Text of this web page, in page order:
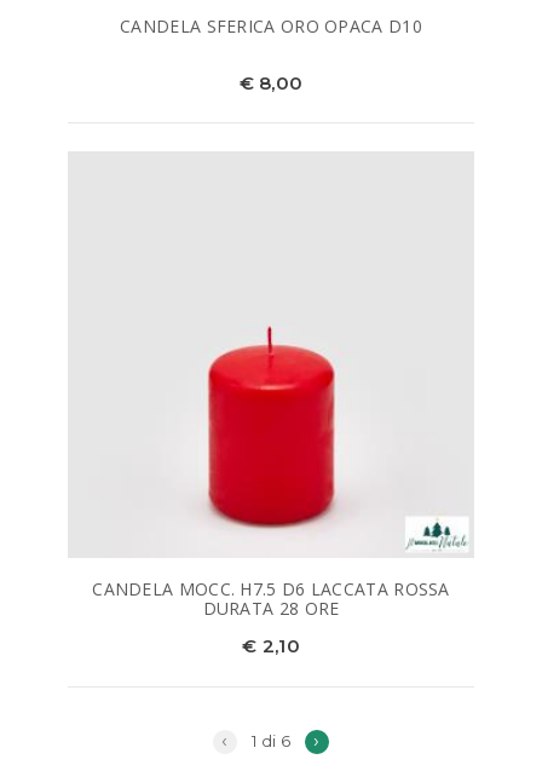
CANDELA SFERICA ORO OPACA D10
€ 8,00
CANDELA MOCC. H7.5 D6 LACCATA ROSSA
DURATA 28 ORE
€ 2,10
‹ 1 di 6 ›